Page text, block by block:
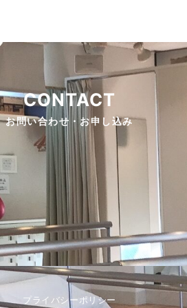
CONTACT
お問い合わせ・お申し込み
プライバシーポリシー